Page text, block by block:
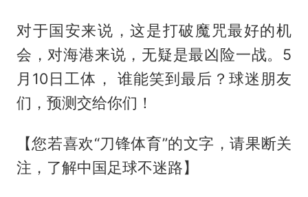
对于国安来说，这是打破魔咒最好的机
会，对海港来说，无疑是最凶险一战。5
月10日工体， 谁能笑到最后？球迷朋友
们，预测交给你们！
【您若喜欢“刀锋体育”的文字，请果断关
注，了解中国足球不迷路】